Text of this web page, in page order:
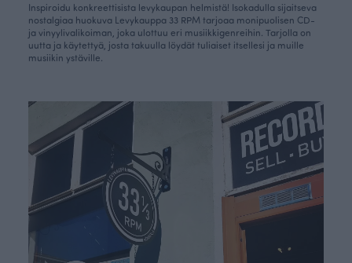
Inspiroidu konkreettisista levykaupan helmistä! Isokadulla sijaitseva
nostalgiaa huokuva Levykauppa 33 RPM tarjoaa monipuolisen CD-
ja vinyylivalikoiman, joka ulottuu eri musiikkigenreihin. Tarjolla on
uutta ja käytettyä, josta takuulla löydät tuliaiset itsellesi ja muille
musiikin ystäville.